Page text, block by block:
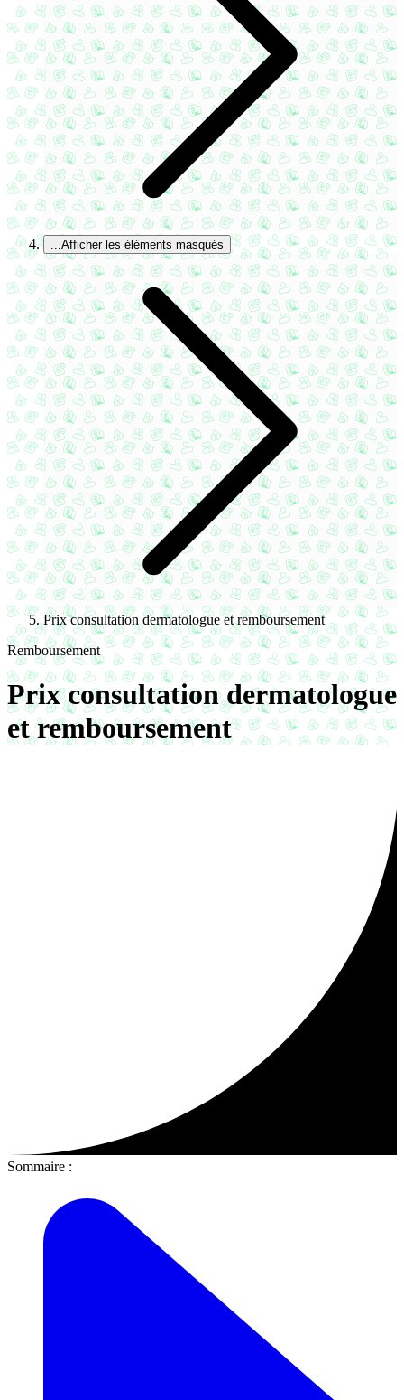
Afficher les éléments masqués
Prix consultation dermatologue et remboursement
Remboursement
Prix consultation dermatologue
et remboursement
Sommaire :